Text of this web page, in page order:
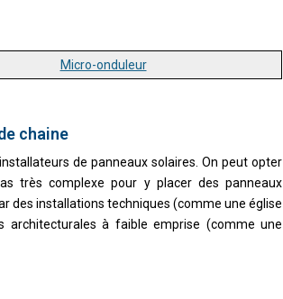
Micro-onduleur
chaine
de panneaux solaires. On peut opter
très complexe pour y placer des panneaux
des installations techniques (comme une église
architecturales à faible emprise (comme une